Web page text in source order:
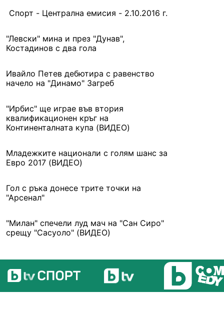
Спорт - Централна емисия - 2.10.2016 г.
"Левски" мина и през "Дунав",
Костадинов с два гола
Ивайло Петев дебютира с равенство
начело на "Динамо" Загреб
"Ирбис" ще играе във втория
квалификационен кръг на
Континенталната купа (ВИДЕО)
Младежките национали с голям шанс за
Евро 2017 (ВИДЕО)
Гол с ръка донесе трите точки на
"Арсенал"
"Милан" спечели луд мач на "Сан Сиро"
срещу "Сасуоло" (ВИДЕО)